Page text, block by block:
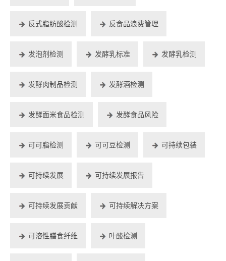
反式脂肪酸检测 反食品浪费管理
发泡剂检测 发酵乳标准 发酵乳检测
发酵肉制品检测 发酵酒检测
发酵面米食品检测 发酵食品风险
可可脂检测 可可豆检测 可持续包装
可持续发展 可持续发展报告
可持续发展贡献 可持续解决方案
可溶性膳食纤维 叶酸检测